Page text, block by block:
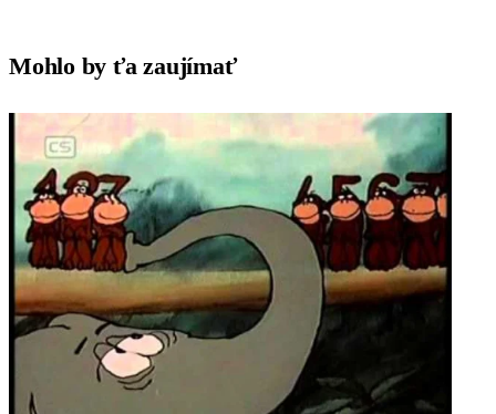
Mohlo by ťa zaujímať